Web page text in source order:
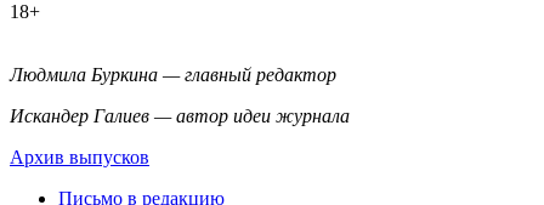
18+
Людмила Буркина — главный редактор
Искандер Галиев — автор идеи журнала
Архив выпусков
Письмо в редакцию